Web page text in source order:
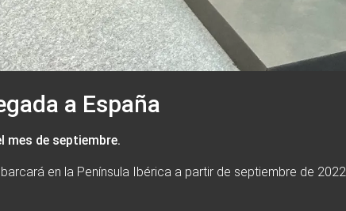
a España
mes de septiembre.
en la Península Ibérica a partir de septiembre de 2022.